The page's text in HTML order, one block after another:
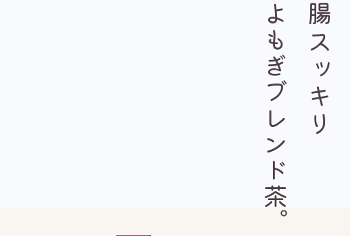
腸スッキリ
よもぎブレンド茶。